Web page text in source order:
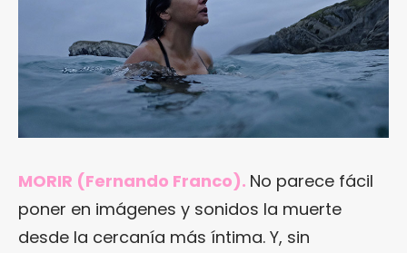
MORIR (Fernando Franco). No parece fácil
poner en imágenes y sonidos la muerte
desde la cercanía más íntima. Y, sin